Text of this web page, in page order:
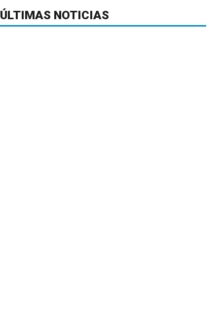
ÚLTIMAS NOTICIAS